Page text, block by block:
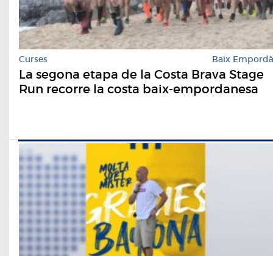
Curses Baix Empordà
La segona etapa de la Costa Brava Stage
Run recorre la costa baix-empordanesa